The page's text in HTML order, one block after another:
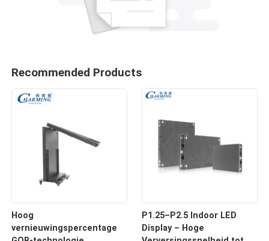
Recommended Products
Hoog
vernieuwingspercentage
P1.25–P2.5 Indoor LED
Display – Hoge